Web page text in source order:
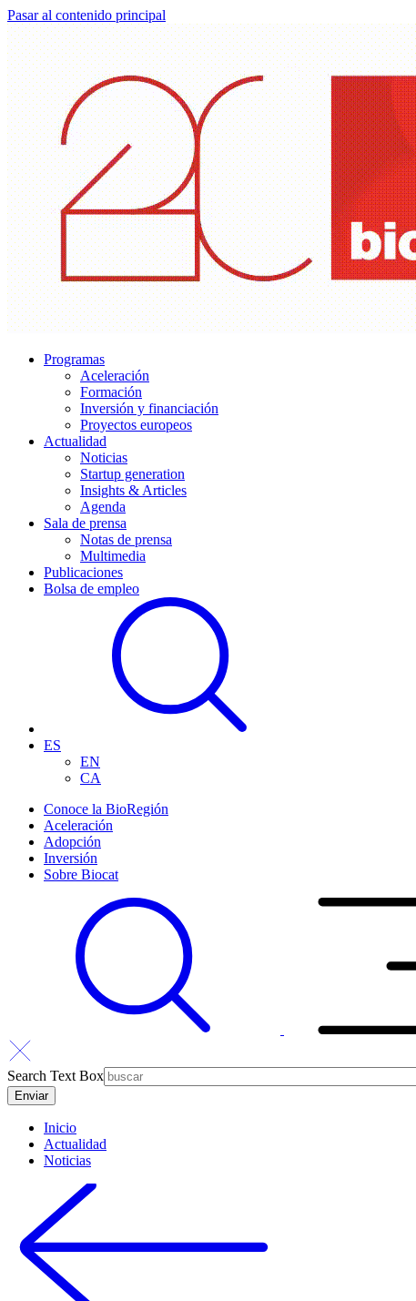
Pasar al contenido principal
Programas
Aceleración
Formación
Inversión y financiación
Proyectos europeos
Actualidad
Noticias
Startup generation
Insights & Articles
Agenda
Sala de prensa
Notas de prensa
Multimedia
Publicaciones
Bolsa de empleo
ES
EN
CA
Conoce la BioRegión
Aceleración
Adopción
Inversión
Sobre Biocat
Search Text Box
Inicio
Actualidad
Noticias